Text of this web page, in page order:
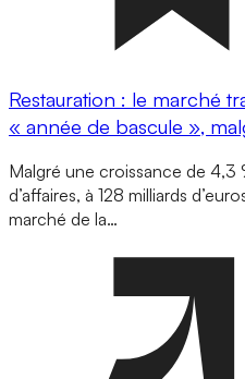
Restauration : le marché
« année de bascule »,
Malgré une croissance de 4,3
d’affaires, à 128 milliards
marché de la…